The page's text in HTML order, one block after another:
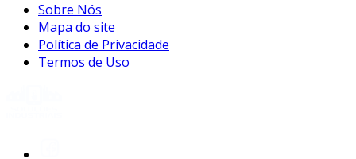
Sobre Nós
Mapa do site
Política de Privacidade
Termos de Uso